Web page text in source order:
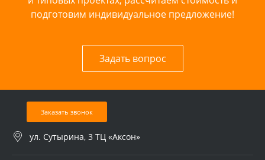
подготовим индивидуальное предложение!
Задать вопрос
Заказать звонок
ул. Сутырина, 3 ТЦ «Аксон»